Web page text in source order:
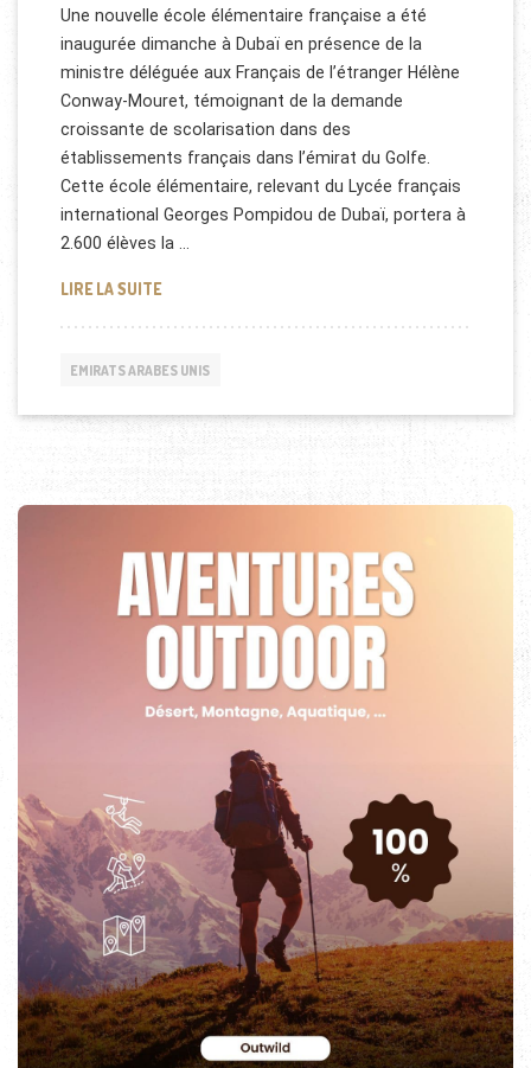
Une nouvelle école élémentaire française a été
inaugurée dimanche à Dubaï en présence de la
ministre déléguée aux Français de l’étranger Hélène
Conway-Mouret, témoignant de la demande
croissante de scolarisation dans des
établissements français dans l’émirat du Golfe.
Cette école élémentaire, relevant du Lycée français
international Georges Pompidou de Dubaï, portera à
2.600 élèves la …
LIRE LA SUITENOUVELLE ÉCOLE FRANÇAISE À DUBAÏ
EMIRATS ARABES UNIS